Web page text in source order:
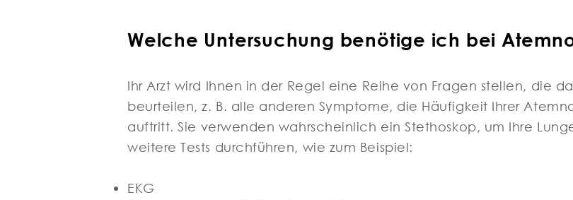
Welche Untersuchung benötige ich bei
Ihr Arzt wird Ihnen in der Regel eine Reihe von Fragen stellen, die
beurteilen, z. B. alle anderen Symptome, die Häufigkeit Ihrer
auftritt. Sie verwenden wahrscheinlich ein Stethoskop, um Ihre
weitere Tests durchführen, wie zum Beispiel:
EKG